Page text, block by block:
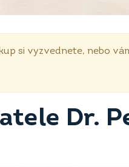
si vyzvednete, nebo
Dr.